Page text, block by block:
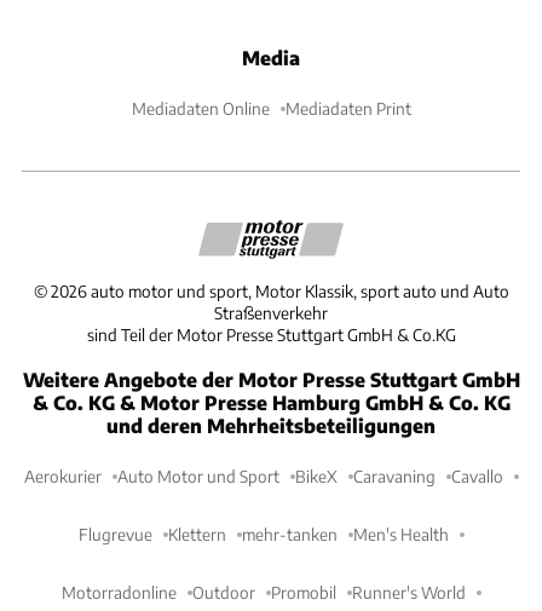
Media
Mediadaten Online Mediadaten Print
©2026 auto motor und sport, Motor Klassik, sport auto und Auto
Straßenverkehr
sind Teil der Motor Presse Stuttgart GmbH & Co.KG
Weitere Angebote der Motor Presse Stuttgart GmbH
& Co. KG & Motor Presse Hamburg GmbH & Co. KG
und deren Mehrheitsbeteiligungen
Aerokurier Auto Motor und Sport BikeX Caravaning Cavallo
Flugrevue Klettern mehr-tanken Men's Health
Motorradonline Outdoor Promobil Runner's World